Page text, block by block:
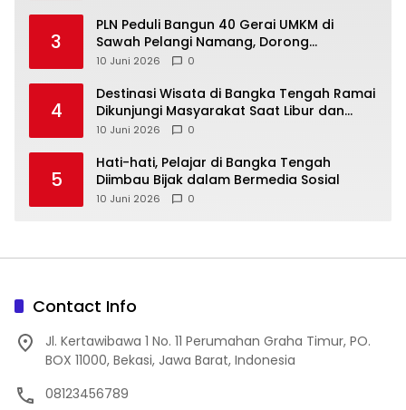
3
‎PLN Peduli Bangun 40 Gerai UMKM di
Sawah Pelangi Namang, Dorong
10 Juni 2026 0
4
‎Destinasi Wisata di Bangka Tengah Ramai
Dikunjungi Masyarakat Saat Libur dan
Akhir Pekan
10 Juni 2026 0
5
‎Hati-hati, Pelajar di Bangka Tengah
Diimbau Bijak dalam Bermedia Sosial
10 Juni 2026 0
Contact Info
Jl. Kertawibawa 1 No. 11 Perumahan Graha Timur, PO.
BOX 11000, Bekasi, Jawa Barat, Indonesia
08123456789